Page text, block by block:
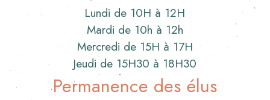
Lundi de 10H à 12H
Mardi de 10h à 12h
Mercredi de 15H à 17H
Jeudi de 15H30 à 18H30
Permanence des élus